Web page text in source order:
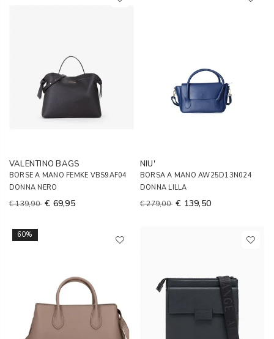
VALENTINO BAGS
BORSE A MANO FEMKE VBS9AF04
DONNA NERO
€ 139,90 € 69,95
NIU'
BORSA A MANO AW25D13N024
DONNA LILLA
€ 279,00 € 139,50
60%